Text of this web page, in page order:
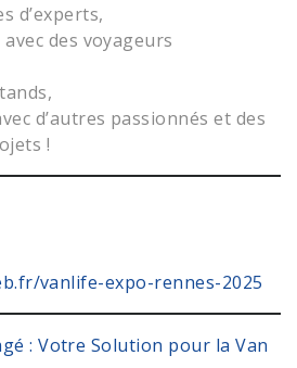
d’experts,
des voyageurs
d’autres passionnés et des
!
vanlife-expo-rennes-2025
: Votre Solution pour la Van